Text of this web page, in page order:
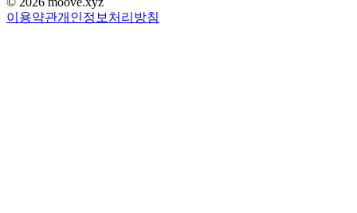
이용약관개인정보처리방침